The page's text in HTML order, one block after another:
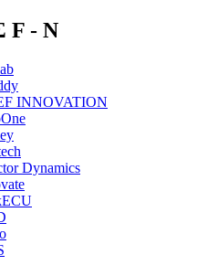
F - N
INNOVATION
Dynamics